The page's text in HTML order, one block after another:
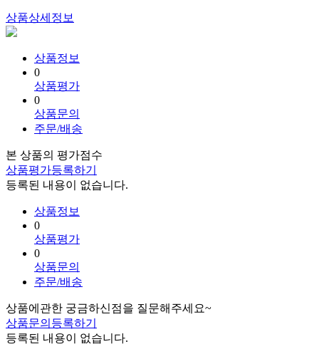
상품상세정보
상품정보
0
상품평가
0
상품문의
주문/배송
본 상품의 평가점수
상품평가등록하기
등록된 내용이 없습니다.
상품정보
0
상품평가
0
상품문의
주문/배송
상품에관한 궁금하신점을 질문해주세요~
상품문의등록하기
등록된 내용이 없습니다.